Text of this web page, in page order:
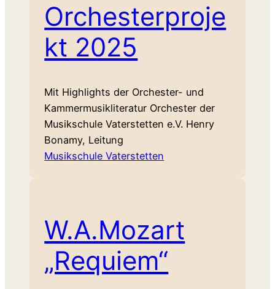
Orchesterproje
kt 2025
Mit Highlights der Orchester- und
Kammermusikliteratur Orchester der
Musikschule Vaterstetten e.V. Henry
Bonamy, Leitung
Musikschule Vaterstetten
W.A.Mozart
„Requiem“